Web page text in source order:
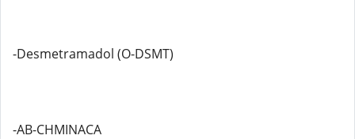
-Desmetramadol (O-DSMT)
-AB-CHMINACA